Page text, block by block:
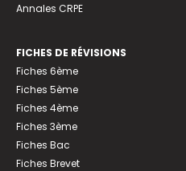
Annales CRPE
FICHES DE RÉVISIONS
Fiches 6ème
Fiches 5ème
Fiches 4ème
Fiches 3ème
Fiches Bac
Fiches Brevet